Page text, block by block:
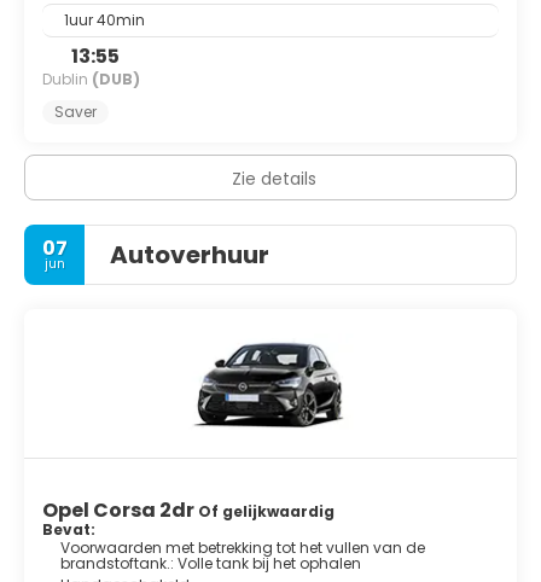
1uur 40min
13:55
Dublin (DUB)
Saver
Zie details
07
jun Autoverhuur
Opel Corsa 2dr Of gelijkwaardig
Bevat:
Voorwaarden met betrekking tot het vullen van de
brandstoftank.: Volle tank bij het ophalen